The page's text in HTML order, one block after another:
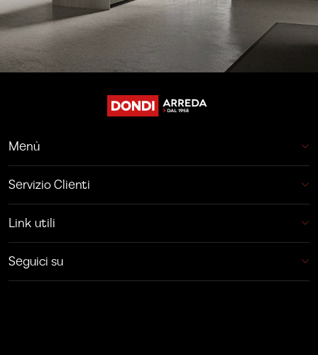
Menù
Servizio Clienti
Link utili
Seguici su